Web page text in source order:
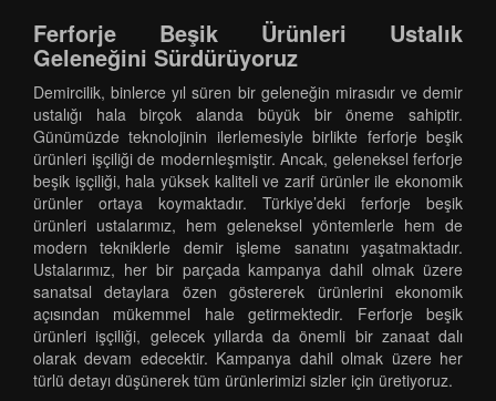
Ferforje Beşik Ürünleri Ustalık
Geleneğini Sürdürüyoruz
Demircilik, binlerce yıl süren bir geleneğin mirasıdır ve demir
ustalığı hala birçok alanda büyük bir öneme sahiptir.
Günümüzde teknolojinin ilerlemesiyle birlikte ferforje beşik
ürünleri işçiliği de modernleşmiştir. Ancak, geleneksel ferforje
beşik işçiliği, hala yüksek kaliteli ve zarif ürünler ile ekonomik
ürünler ortaya koymaktadır. Türkiye’deki ferforje beşik
ürünleri ustalarımız, hem geleneksel yöntemlerle hem de
modern tekniklerle demir işleme sanatını yaşatmaktadır.
Ustalarımız, her bir parçada kampanya dahil olmak üzere
sanatsal detaylara özen göstererek ürünlerini ekonomik
açısından mükemmel hale getirmektedir. Ferforje beşik
ürünleri işçiliği, gelecek yıllarda da önemli bir zanaat dalı
olarak devam edecektir. Kampanya dahil olmak üzere her
türlü detayı düşünerek tüm ürünlerimizi sizler için üretiyoruz.